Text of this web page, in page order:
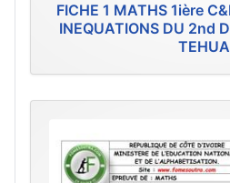
FICHE 1 MATHS 1ière
INEQUATIONS DU 2nd
TEHUA